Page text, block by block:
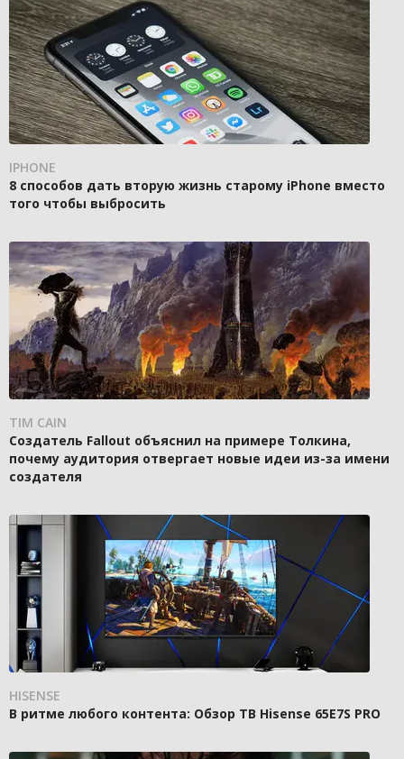
IPHONE
8 способов дать вторую жизнь старому iPhone вместо
того чтобы выбросить
TIM CAIN
Создатель Fallout объяснил на примере Толкина,
почему аудитория отвергает новые идеи из-за имени
создателя
HISENSE
В ритме любого контента: Обзор ТВ Hisense 65E7S PRO